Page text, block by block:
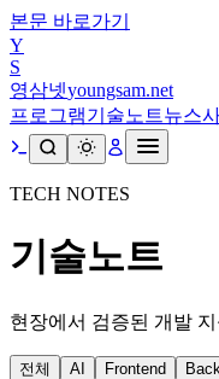
본문 바로가기
Y
S
영삼넷youngsam.net
프로그램기술노트뉴스
TECH NOTES
기술노트
현장에서 검증된 개발
전체 AI Frontend